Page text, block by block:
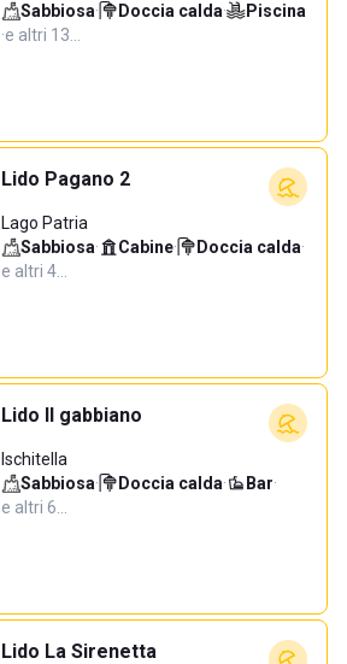
Sabbiosa· Doccia calda·
Piscina
·e altri 13…
Lido Pagano 2
Lago Patria
Sabbiosa· Cabine· Doccia calda·
e altri 4…
Lido Il gabbiano
Ischitella
Sabbiosa· Doccia calda· Bar·
e altri 6…
Lido La Sirenetta